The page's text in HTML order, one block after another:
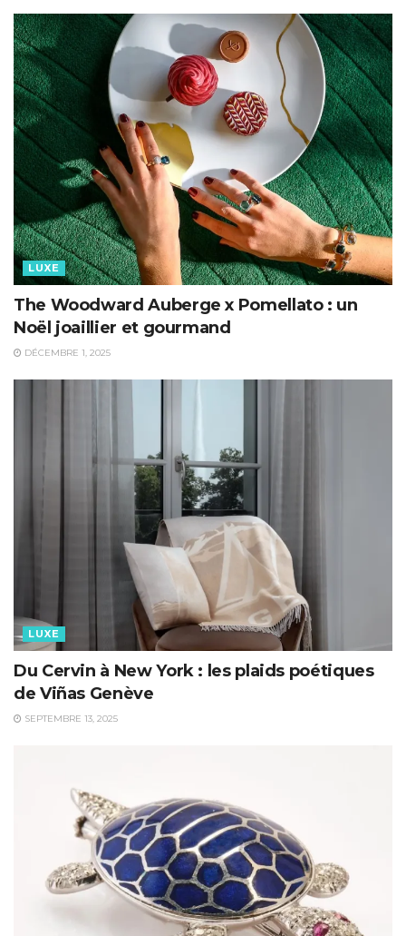
LUXE
The Woodward Auberge x Pomellato : un
Noël joaillier et gourmand
DÉCEMBRE 1, 2025
LUXE
Du Cervin à New York : les plaids poétiques
de Viñas Genève
SEPTEMBRE 13, 2025